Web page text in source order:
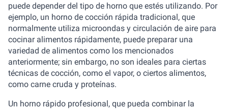
puede depender del tipo de horno que estés utilizando. Por
ejemplo, un horno de cocción rápida tradicional, que
normalmente utiliza microondas y circulación de aire para
cocinar alimentos rápidamente, puede preparar una
variedad de alimentos como los mencionados
anteriormente; sin embargo, no son ideales para ciertas
técnicas de cocción, como el vapor, o ciertos alimentos,
como carne cruda y proteínas.
Un horno rápido profesional, que pueda combinar la